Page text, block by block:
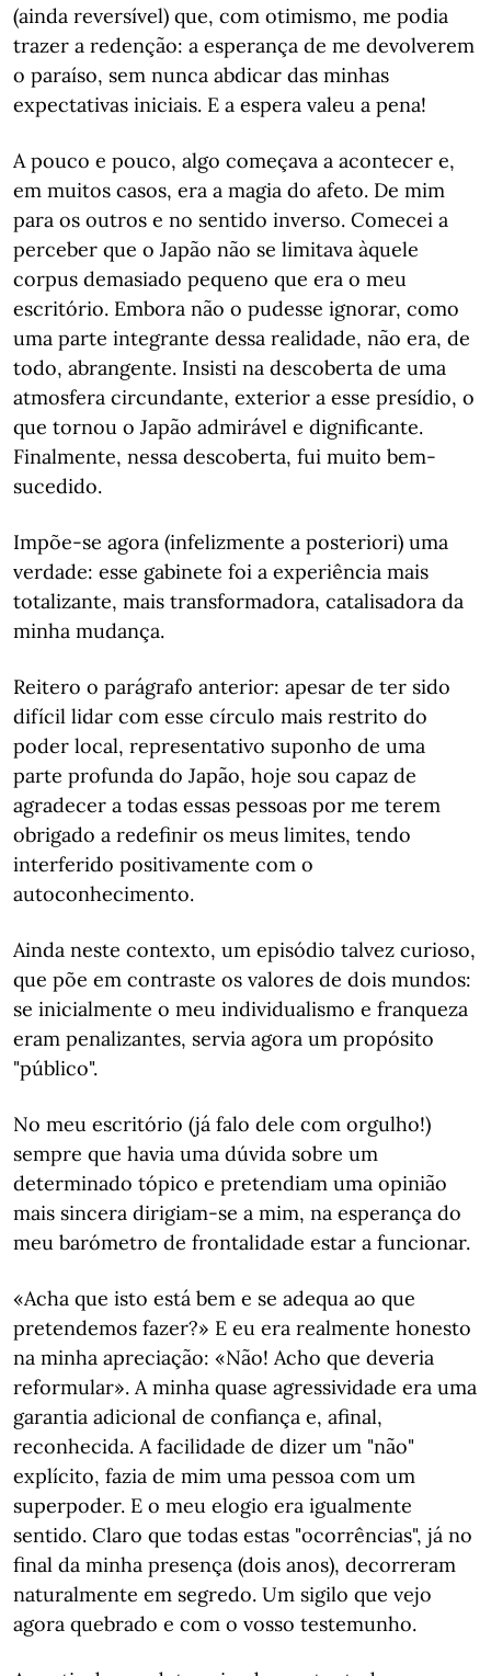
(ainda reversível) que, com otimismo, me podia
trazer a redenção: a esperança de me devolverem
o paraíso, sem nunca abdicar das minhas
expectativas iniciais. E a espera valeu a pena!
A pouco e pouco, algo começava a acontecer e,
em muitos casos, era a magia do afeto. De mim
para os outros e no sentido inverso. Comecei a
perceber que o Japão não se limitava àquele
corpus demasiado pequeno que era o meu
escritório. Embora não o pudesse ignorar, como
uma parte integrante dessa realidade, não era, de
todo, abrangente. Insisti na descoberta de uma
atmosfera circundante, exterior a esse presídio, o
que tornou o Japão admirável e dignificante.
Finalmente, nessa descoberta, fui muito bem-
sucedido.
Impõe-se agora (infelizmente a posteriori) uma
verdade: esse gabinete foi a experiência mais
totalizante, mais transformadora, catalisadora da
minha mudança.
Reitero o parágrafo anterior: apesar de ter sido
difícil lidar com esse círculo mais restrito do
poder local, representativo suponho de uma
parte profunda do Japão, hoje sou capaz de
agradecer a todas essas pessoas por me terem
obrigado a redefinir os meus limites, tendo
interferido positivamente com o
autoconhecimento.
Ainda neste contexto, um episódio talvez curioso,
que põe em contraste os valores de dois mundos:
se inicialmente o meu individualismo e franqueza
eram penalizantes, servia agora um propósito
"público".
No meu escritório (já falo dele com orgulho!)
sempre que havia uma dúvida sobre um
determinado tópico e pretendiam uma opinião
mais sincera dirigiam-se a mim, na esperança do
meu barómetro de frontalidade estar a funcionar.
«Acha que isto está bem e se adequa ao que
pretendemos fazer?» E eu era realmente honesto
na minha apreciação: «Não! Acho que deveria
reformular». A minha quase agressividade era uma
garantia adicional de confiança e, afinal,
reconhecida. A facilidade de dizer um "não"
explícito, fazia de mim uma pessoa com um
superpoder. E o meu elogio era igualmente
sentido. Claro que todas estas "ocorrências", já no
final da minha presença (dois anos), decorreram
naturalmente em segredo. Um sigilo que vejo
agora quebrado e com o vosso testemunho.